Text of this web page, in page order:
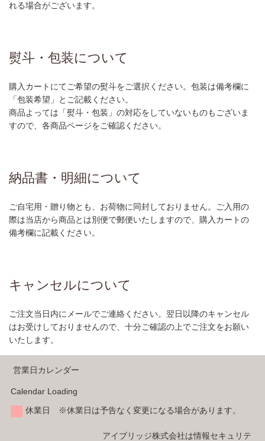
れる場合がございます。
熨斗・包装について
購入カートにてご希望の熨斗をご選択ください。包装は備考欄に
「包装希望」とご記載ください。
商品よっては「熨斗・包装」の対応をしていないものもございま
すので、各商品ページをご確認ください。
納品書・明細について
ご自宅用・贈り物とも、お荷物に同封しておりません。ご入用の
際は当店から商品とは別便で郵便いたしますので、購入カートの
備考欄に記載ください。
キャンセルについて
ご注文当日内にメールでご連絡ください。翌日以降のキャンセル
はお受けしておりませんので、十分ご確認の上でご注文をお願い
いたします。
営業日カレンダー
Calendar Loading
休業日 ※休業日は予告なく変更になる場合があります。
アイブリッジ株式会社は情報セキュリテ